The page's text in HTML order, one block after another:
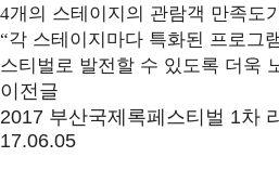
4개의 스테이지의 관람객 만족도
“각 스테이지마다 특화된 프로그
스티벌로 발전할 수 있도록 더욱
이전글
2017 부산국제록페스티벌 1차
17.06.05